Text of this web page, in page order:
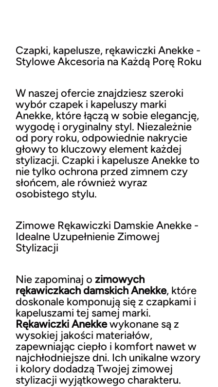
Czapki, kapelusze, rękawiczki Anekke -
Stylowe Akcesoria na Każdą Porę Roku
W naszej ofercie znajdziesz szeroki
wybór czapek i kapeluszy marki
Anekke, które łączą w sobie elegancję,
wygodę i oryginalny styl. Niezależnie
od pory roku, odpowiednie nakrycie
głowy to kluczowy element każdej
stylizacji. Czapki i kapelusze Anekke to
nie tylko ochrona przed zimnem czy
słońcem, ale również wyraz
osobistego stylu.
Zimowe Rękawiczki Damskie Anekke -
Idealne Uzupełnienie Zimowej
Stylizacji
Nie zapominaj o zimowych
rękawiczkach damskich Anekke, które
doskonale komponują się z czapkami i
kapeluszami tej samej marki.
Rękawiczki Anekkewykonane są z
wysokiej jakości materiałów,
zapewniając ciepło i komfort nawet w
najchłodniejsze dni. Ich unikalne wzory
i kolory dodadzą Twojej zimowej
stylizacji wyjątkowego charakteru.